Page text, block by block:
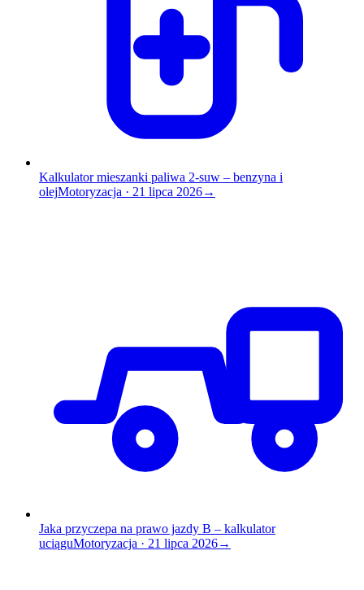
Kalkulator mieszanki paliwa 2-suw – benzyna i
olejMotoryzacja · 21 lipca 2026→
Jaka przyczepa na prawo jazdy B – kalkulator
uciąguMotoryzacja · 21 lipca 2026→